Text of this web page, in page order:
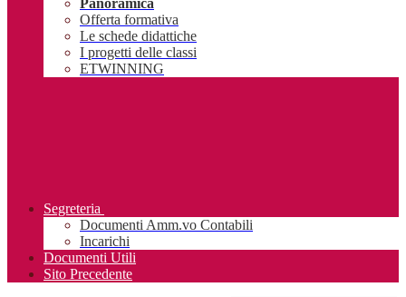
Panoramica
Offerta formativa
Le schede didattiche
I progetti delle classi
ETWINNING
Segreteria
Documenti Amm.vo Contabili
Incarichi
Documenti Utili
Sito Precedente